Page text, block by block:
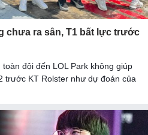
chưa ra sân, T1 bất lực trước
đội đến LOL Park không giúp
trước KT Rolster như dự đoán của